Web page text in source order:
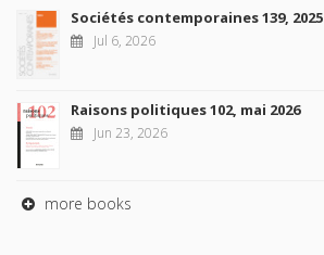
Sociétés contemporaines 139, 2025
Jul 6, 2026
Raisons politiques 102, mai 2026
Jun 23, 2026
more books